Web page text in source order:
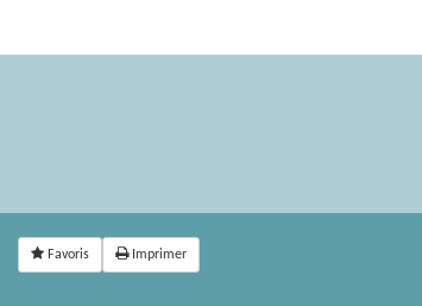
Favoris Imprimer